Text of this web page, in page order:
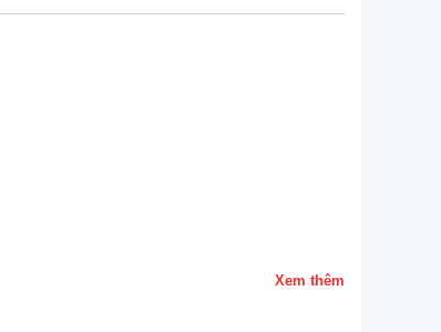
Xem thêm